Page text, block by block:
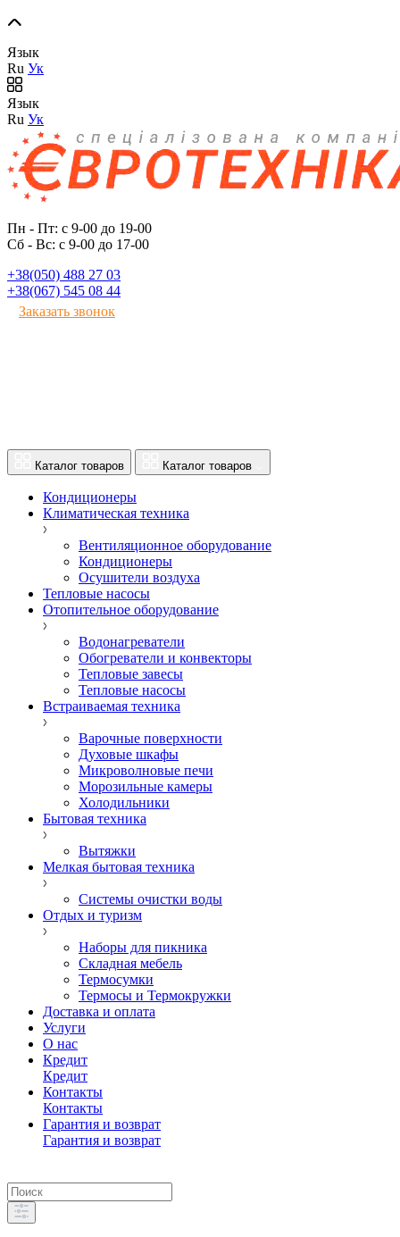
Язык
Ru Ук
Язык
Ru Ук
Пн - Пт: с 9-00 до 19-00
Сб - Вс: с 9-00 до 17-00
+38(050) 488 27 03
+38(067) 545 08 44
Заказать звонок
Каталог товаров Каталог товаров
Кондиционеры
Климатическая техника
Вентиляционное оборудование
Кондиционеры
Осушители воздуха
Тепловые насосы
Отопительное оборудование
Водонагреватели
Обогреватели и конвекторы
Тепловые завесы
Тепловые насосы
Встраиваемая техника
Варочные поверхности
Духовые шкафы
Микроволновые печи
Морозильные камеры
Холодильники
Бытовая техника
Вытяжки
Мелкая бытовая техника
Системы очистки воды
Отдых и туризм
Наборы для пикника
Складная мебель
Термосумки
Термосы и Термокружки
Доставка и оплата
Услуги
О нас
Кредит
Кредит
Контакты
Контакты
Гарантия и возврат
Гарантия и возврат